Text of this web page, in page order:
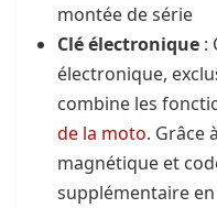
montée de série
Clé électronique :
électronique,
combine les
de la moto. Grâce
magnétique et
supplémentaire